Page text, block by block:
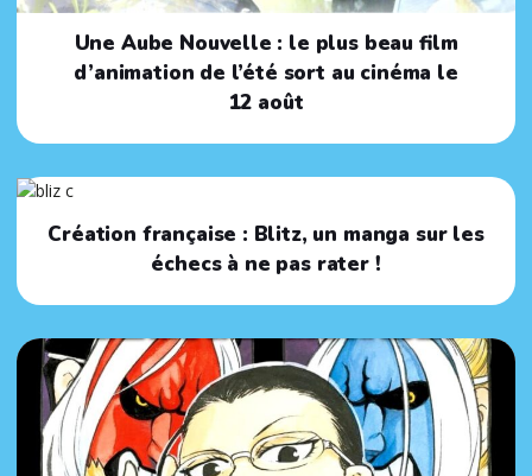
Une Aube Nouvelle : le plus beau film
d’animation de l’été sort au cinéma le
12 août
Création française : Blitz, un manga sur les
échecs à ne pas rater !